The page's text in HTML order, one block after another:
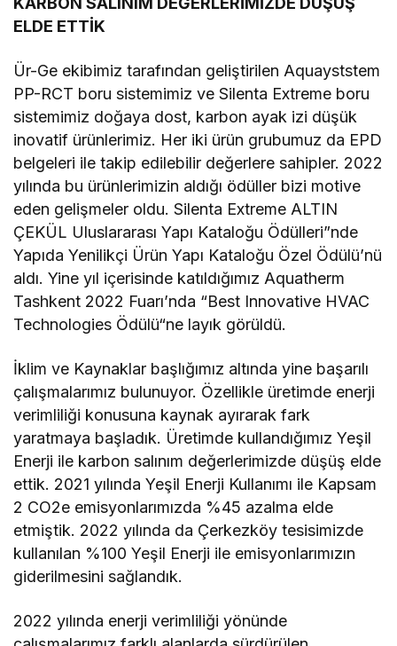
ELDE ETTİK
Ür-Ge ekibimiz tarafından geliştirilen Aquayststem
PP-RCT boru sistemimiz ve Silenta Extreme boru
sistemimiz doğaya dost, karbon ayak izi düşük
inovatif ürünlerimiz. Her iki ürün grubumuz da EPD
belgeleri ile takip edilebilir değerlere sahipler. 2022
yılında bu ürünlerimizin aldığı ödüller bizi motive
eden gelişmeler oldu. Silenta Extreme ALTIN
ÇEKÜL Uluslararası Yapı Kataloğu Ödülleri”nde
Yapıda Yenilikçi Ürün Yapı Kataloğu Özel Ödülü’nü
aldı. Yine yıl içerisinde katıldığımız Aquatherm
Tashkent 2022 Fuarı’nda “Best Innovative HVAC
Technologies Ödülü“ne layık görüldü.
İklim ve Kaynaklar başlığımız altında yine başarılı
çalışmalarımız bulunuyor. Özellikle üretimde enerji
verimliliği konusuna kaynak ayırarak fark
yaratmaya başladık. Üretimde kullandığımız Yeşil
Enerji ile karbon salınım değerlerimizde düşüş elde
ettik. 2021 yılında Yeşil Enerji Kullanımı ile Kapsam
2 CO2e emisyonlarımızda %45 azalma elde
etmiştik. 2022 yılında da Çerkezköy tesisimizde
kullanılan %100 Yeşil Enerji ile emisyonlarımızın
giderilmesini sağlandık.
2022 yılında enerji verimliliği yönünde